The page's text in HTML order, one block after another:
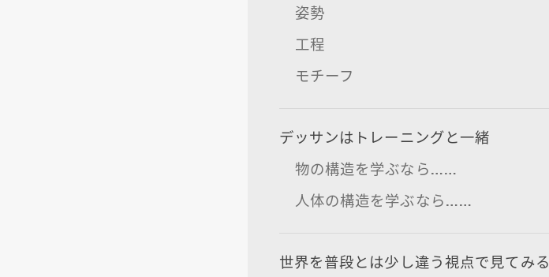
姿勢
工程
モチーフ
デッサンはトレーニングと一緒
物の構造を学ぶなら……
人体の構造を学ぶなら……
世界を普段とは少し違う視点で見てみる